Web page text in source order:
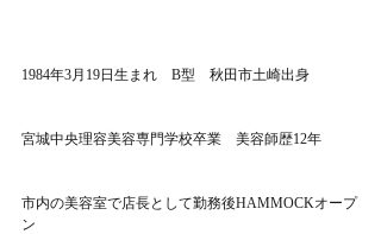
1984年3月19日生まれ　B型　秋田市土崎出身
宮城中央理容美容専門学校卒業　美容師歴12年
市内の美容室で店長として勤務後HAMMOCKオープ
ン